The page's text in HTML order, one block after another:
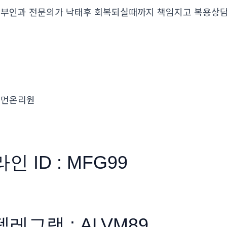
인과 전문의가 낙태후 회복되실때까지 책임지고 복용상
온리원
인 ID : MFG99